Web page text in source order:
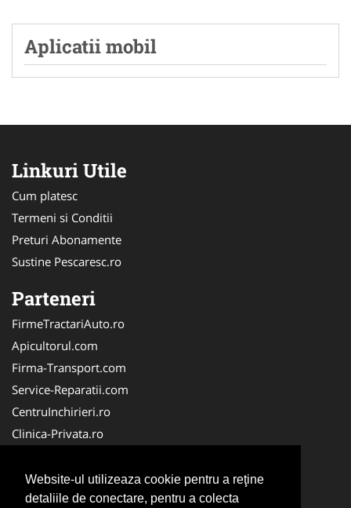
Website-ul utilizeaza cookie pentru a reţine
detaliile de conectare, pentru a colecta
Aplicatii mobil
Linkuri Utile
Cum platesc
Termeni si Conditii
Preturi Abonamente
Sustine Pescaresc.ro
Parteneri
FirmeTractariAuto.ro
Apicultorul.com
Firma-Transport.com
Service-Reparatii.com
CentruInchirieri.ro
Clinica-Privata.ro
Servicii-DDD.com
Birouri-Cadastru.ro